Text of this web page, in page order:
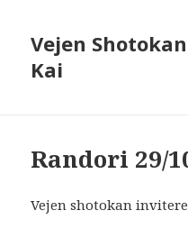
Vejen
Kai
Randori 29/
Vejen shotokan